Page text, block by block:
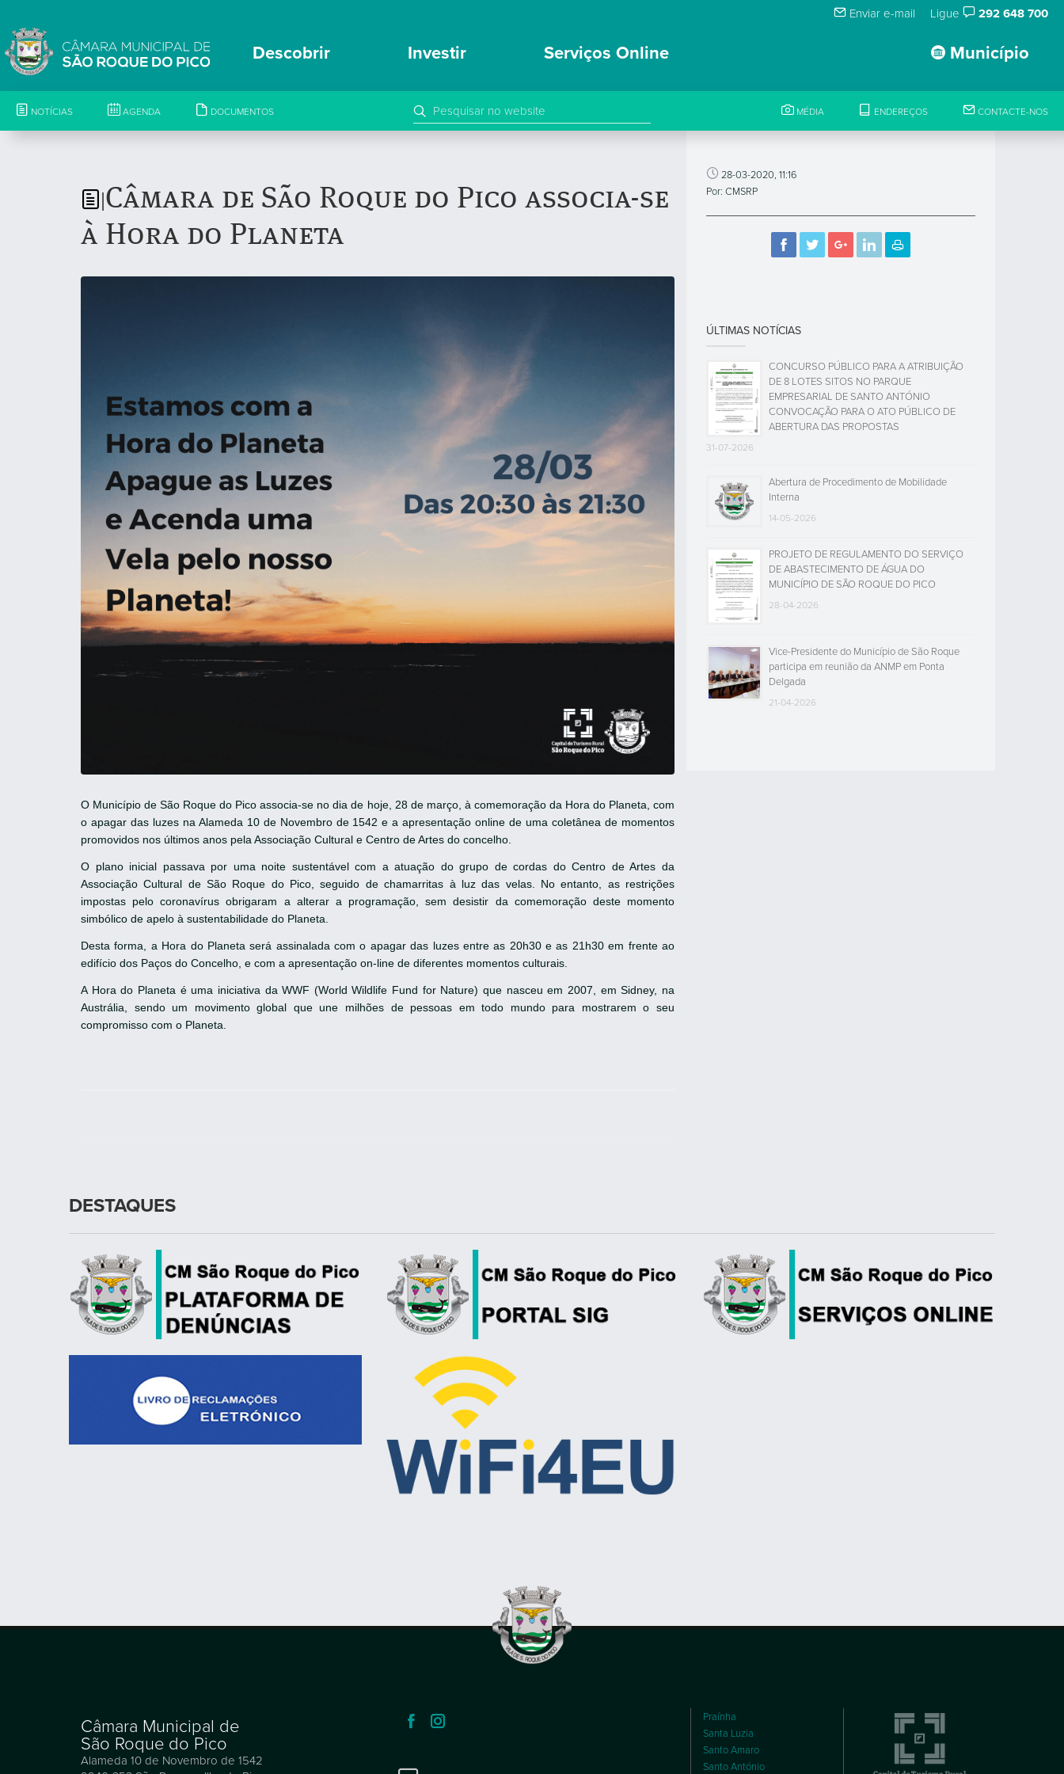
Enviar e-mail Ligue 292 648 700
Município
Descobrir Investir Serviços Online
NOTÍCIAS AGENDA DOCUMENTOS MÉDIA ENDEREÇOS CONTACTE-NOS
Câmara de São Roque do Pico associa-se
à Hora do Planeta
O Município de São Roque do Pico associa-se no dia de hoje, 28 de março, à comemoração da Hora do Planeta, com
o apagar das luzes na Alameda 10 de Novembro de 1542 e a apresentação online de uma coletânea de momentos
promovidos nos últimos anos pela Associação Cultural e Centro de Artes do concelho.
O plano inicial passava por uma noite sustentável com a atuação do grupo de cordas do Centro de Artes da
Associação Cultural de São Roque do Pico, seguido de chamarritas à luz das velas. No entanto, as restrições
impostas pelo coronavírus obrigaram a alterar a programação, sem desistir da comemoração deste momento
simbólico de apelo à sustentabilidade do Planeta.
Desta forma, a Hora do Planeta será assinalada com o apagar das luzes entre as 20h30 e as 21h30 em frente ao
edifício dos Paços do Concelho, e com a apresentação on-line de diferentes momentos culturais.
A Hora do Planeta é uma iniciativa da WWF (World Wildlife Fund for Nature) que nasceu em 2007, em Sidney, na
Austrália, sendo um movimento global que une milhões de pessoas em todo mundo para mostrarem o seu
compromisso com o Planeta.
28-03-2020, 11:16
Por: CMSRP
ÚLTIMAS NOTÍCIAS
CONCURSO PÚBLICO PARA A ATRIBUIÇÃO
DE 8 LOTES SITOS NO PARQUE
EMPRESARIAL DE SANTO ANTÓNIO
CONVOCAÇÃO PARA O ATO PÚBLICO DE
ABERTURA DAS PROPOSTAS
31-07-2026
Abertura de Procedimento de Mobilidade
Interna
14-05-2026
PROJETO DE REGULAMENTO DO SERVIÇO
DE ABASTECIMENTO DE ÁGUA DO
MUNICÍPIO DE SÃO ROQUE DO PICO
28-04-2026
Vice-Presidente do Município de São Roque
participa em reunião da ANMP em Ponta
Delgada
21-04-2026
DESTAQUES
Câmara Municipal de
São Roque do Pico
Alameda 10 de Novembro de 1542
Praínha
Santa Luzia
Santo Amaro
Santo António